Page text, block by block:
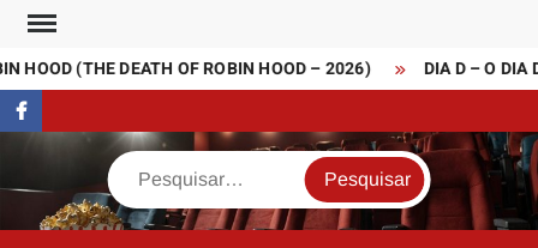
Skip
content
HOOD (THE DEATH OF ROBIN HOOD – 2026) DIA D – O DIA
FaceBook
Search